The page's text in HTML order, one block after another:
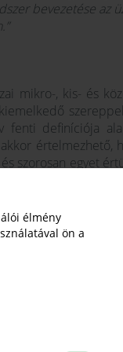
bevezetése az
mikro-, kis- és
fenti definíciója
értelmezhető,
szorosan egyet
van ezen a
felül érdemes
Mindez
legyenek
továbbiakban:
a humán
élmény
ön a